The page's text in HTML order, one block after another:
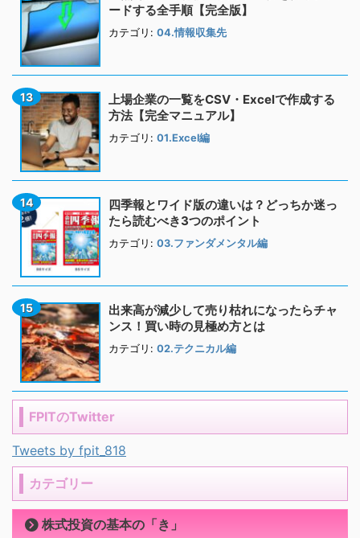
ードする全手順【完全版】
カテゴリ: 04.情報収集先
上場企業の一覧をCSV・Excelで作成する
方法【完全マニュアル】
カテゴリ: 01.Excel編
四季報とワイド版の違いは？どっちか迷っ
たら読むべき3つのポイント
カテゴリ: 03.ファンダメンタル編
出来高が減少して売り枯れになったらチャ
ンス！買い時の見極め方とは
カテゴリ: 02.テクニカル編
FPITのTwitter
Tweets by fpit_818
カテゴリー
株式投資の基本の「き」